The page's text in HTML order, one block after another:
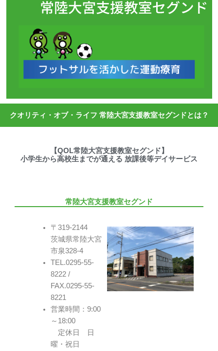
クオリティ・オブ・ライフ 常陸大宮支援教室セグンドとは？
【QOL常陸大宮支援教室セグンド】
小学生から高校生までが通える 放課後等デイサービス
常陸大宮支援教室セグンド
〒319-2144
茨城県常陸大宮
市泉328-4
TEL.0295-55-
8222 /
FAX.0295-55-
8221
営業時間：9:00
～18:00
定休日 日
曜・祝日